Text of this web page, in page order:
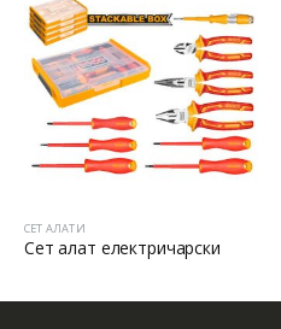
СЕТ АЛАТИ
Сет алат електричарски